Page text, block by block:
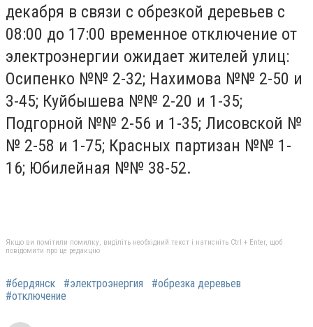
декабря в связи с обрезкой деревьев с
08:00 до 17:00 временное отключение от
электроэнергии ожидает жителей улиц:
Осипенко №№ 2-32; Нахимова №№ 2-50 и
3-45; Куйбышева №№ 2-20 и 1-35;
Подгорной №№ 2-56 и 1-35; Лисовской №
№ 2-58 и 1-75; Красных партизан №№ 1-
16; Юбилейная №№ 38-52.
Якщо ви помітили помилку, виділіть необхідний текст і натисніть Ctrl + Enter, щоб
повідомити про це редакцію
#бердянск #электроэнергия
#обрезка деревьев
#отключение